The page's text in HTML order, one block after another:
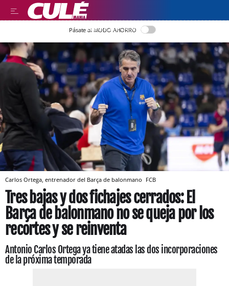
LLEGIR EN CATALÀ
Pásate al MODO AHORRO
Carlos Ortega, entrenador del Barça de balonmano FCB
Tres bajas y dos fichajes cerrados: El
Barça de balonmano no se queja por los
recortes y se reinventa
Antonio Carlos Ortega ya tiene atadas las dos incorporaciones
de la próxima temporada